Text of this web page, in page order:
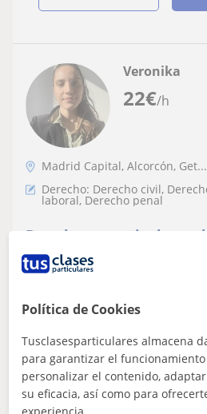
22€/h
Veronika
Madrid Capital, Alcorcón, Get...
Derecho: Derecho civil,
laboral, Derecho penal
Doy clases particulares
Graduada en el Máster de Acceso
Universidad Autónoma de
ver más
Política de Cookies
Tusclasesparticulares almacena
para garantizar el
personalizar el contenido,
su eficacia, así como para
experiencia.